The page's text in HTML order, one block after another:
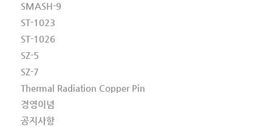
SMASH-9
ST-1023
ST-1026
SZ-5
SZ-7
Thermal Radiation Copper Pin
경영이념
공지사항